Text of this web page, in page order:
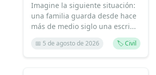
Imagine la siguiente situación:
una familia guarda desde hace
más de medio siglo una escri...
📅 5 de agosto de 2026 🏷️ Civil